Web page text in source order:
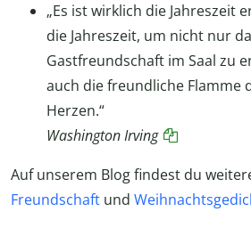
„Es ist wirklich die Jahreszeit
die Jahreszeit, um nicht nur
Gastfreundschaft im Saal zu
auch die freundliche Flamme
Herzen.“
Washington Irving
Auf unserem Blog findest du
Freundschaft und